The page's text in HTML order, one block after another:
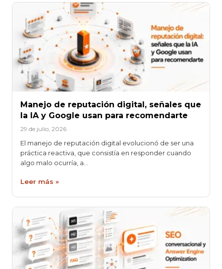
Manejo de reputación digital, señales que
la IA y Google usan para recomendarte
29 de julio, 2026
El manejo de reputación digital evolucionó de ser una
práctica reactiva, que consistía en responder cuando
algo malo ocurría, a…
Leer más »